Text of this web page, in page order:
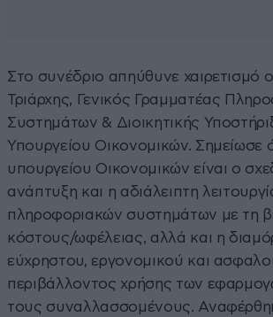
Στο συνέδριο απηύθυνε χαιρετισμό
Τριάρχης, Γενικός Γραμματέας
Συστημάτων & Διοικητικής
Υπουργείου Οικονομικών. Σημείωσε
υπουργείου Οικονομικών είναι ο
ανάπτυξη και η αδιάλειπτη
πληροφοριακών συστημάτων με τη
κόστους/ωφέλειας, αλλά και η
εύχρηστου, εργονομικού και
περιβάλλοντος χρήσης των
τους συναλλασσομένους.